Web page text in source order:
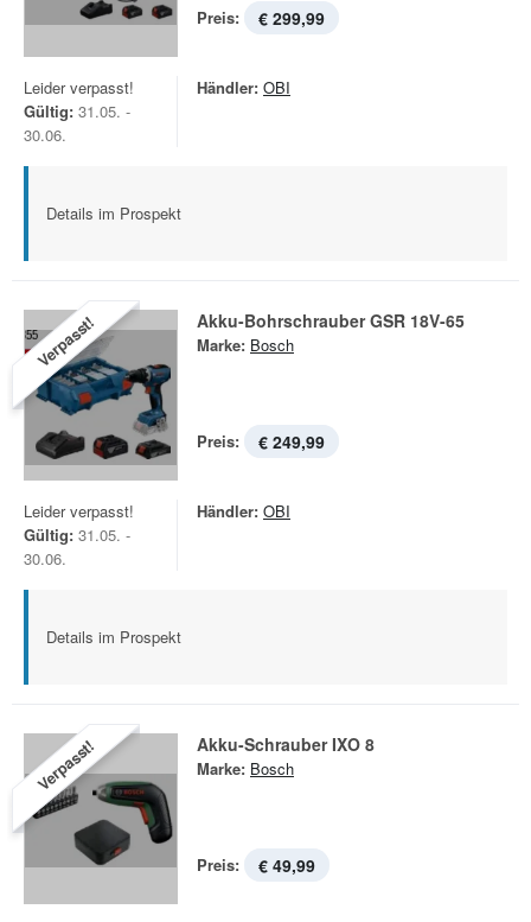
Preis: € 299,99
Leider verpasst!
Gültig: 31.05. -
30.06.
Händler: OBI
Details im Prospekt
Verpasst! Akku-Bohrschrauber GSR 18V-65
Marke: Bosch
Preis: € 249,99
Leider verpasst!
Gültig: 31.05. -
30.06.
Händler: OBI
Details im Prospekt
Verpasst! Akku-Schrauber IXO 8
Marke: Bosch
Preis: € 49,99